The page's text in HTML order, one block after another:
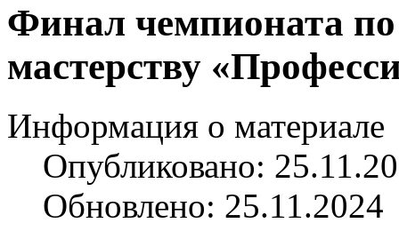
Финал чемпионата
мастерству
Информация о материале
Опубликовано:
Обновлено: 25.11.2024